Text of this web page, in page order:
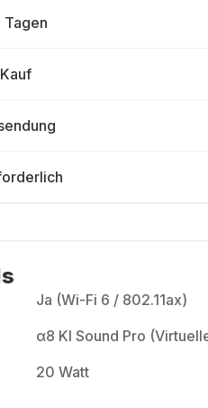
Tagen
Ja (Wi-Fi 6 / 802.11ax)
α8 KI Sound Pro
20 Watt